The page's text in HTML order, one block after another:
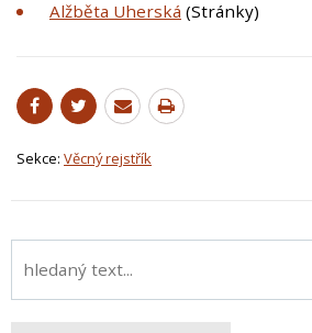
Alžběta Uherská (Stránky)
Sekce: Věcný rejstřík